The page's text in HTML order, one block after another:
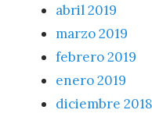
abril 2019
marzo 2019
febrero 2019
enero 2019
diciembre 2018